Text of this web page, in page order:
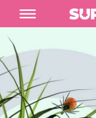
SUPERPET